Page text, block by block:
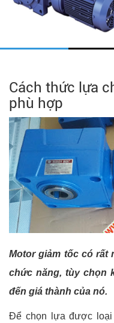
Cách thức lựa
phù hợp
Motor giảm tốc có rất
chức năng, tùy chọn
đến giá thành của nó.
Để chọn lựa được loại